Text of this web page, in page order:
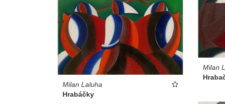
Milan
Milan Laluha
Hrabáčky